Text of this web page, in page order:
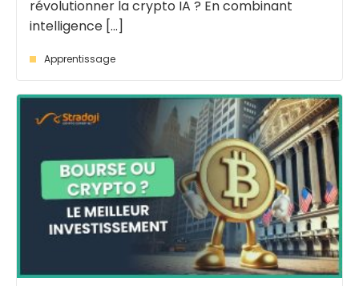
révolutionner la crypto IA ? En combinant
intelligence [...]
Apprentissage